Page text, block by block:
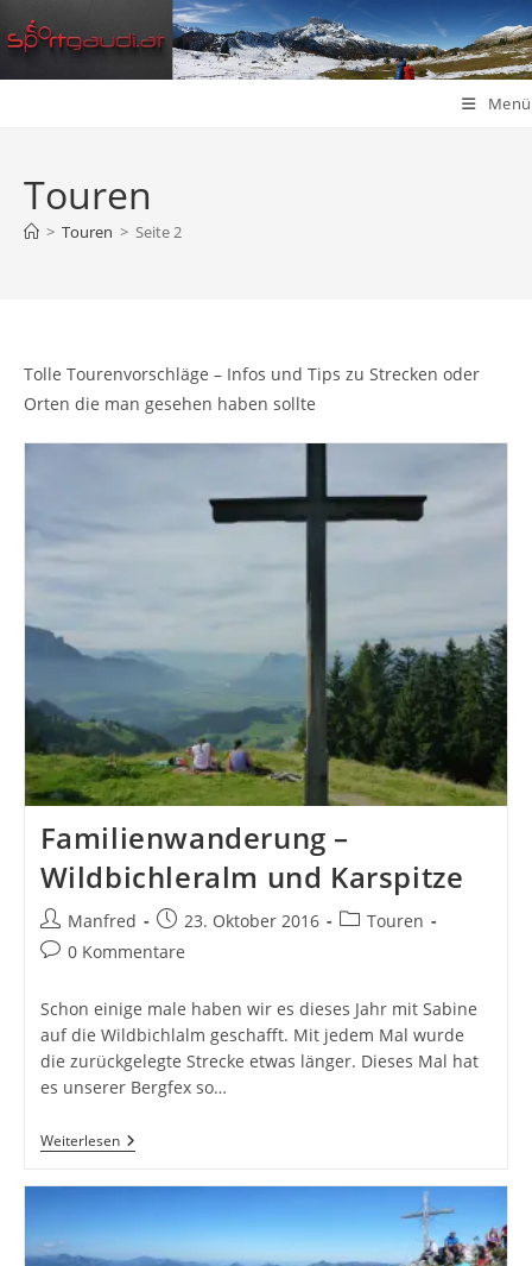
Zum
Inhalt
Menü
Touren
> Touren > Seite 2
Tolle Tourenvorschläge – Infos und Tips zu Strecken oder
Orten die man gesehen haben sollte
Familienwanderung –
Wildbichleralm und Karspitze
Beitrags-
Autor:
Manfred
Beitrag
veröffentlicht:
23. Oktober 2016
Beitrags-
Touren
Beitrags-
0 Kommentare
Schon einige male haben wir es dieses Jahr mit Sabine
auf die Wildbichlalm geschafft. Mit jedem Mal wurde
die zurückgelegte Strecke etwas länger. Dieses Mal hat
es unserer Bergfex so…
WeiterlesenFamilienwanderung
–